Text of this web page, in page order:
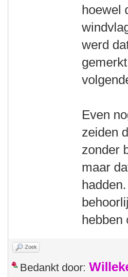
hoewel
werd
Even
zeiden
zonder
maar
hebben
Zoek
Bedankt door: